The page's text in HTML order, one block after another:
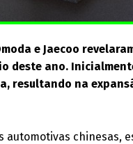
e Jaecoo
deste ano.
resultando na
automotivas chinesas,